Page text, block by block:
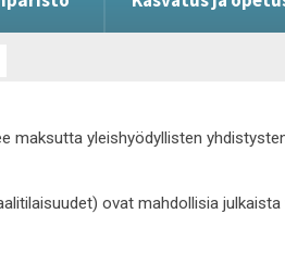
maksutta yleishyödyllisten
ovat mahdollisia